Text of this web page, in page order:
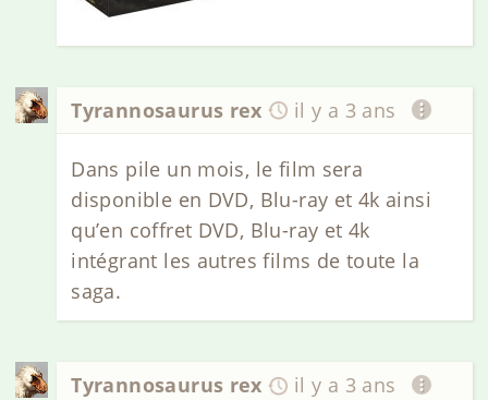
Tyrannosaurus rex il y a 3 ans
Dans pile un mois, le film sera
disponible en DVD, Blu-ray et 4k ainsi
qu’en coffret DVD, Blu-ray et 4k
intégrant les autres films de toute la
saga.
Tyrannosaurus rex il y a 3 ans